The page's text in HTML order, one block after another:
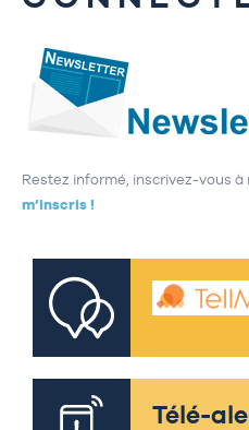
Restez informé, inscrivez-vous à
m’inscris !
Télé-